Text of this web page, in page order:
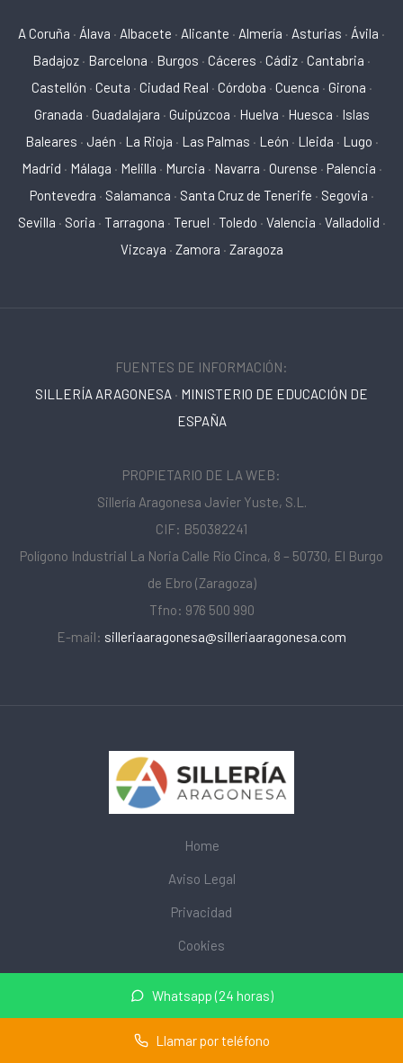
Whatsapp (24 horas)
Llamar por teléfono
A Coruña · Álava · Albacete · Alicante · Almería · Asturias · Ávila ·
Badajoz · Barcelona · Burgos · Cáceres · Cádiz · Cantabria ·
Castellón · Ceuta · Ciudad Real · Córdoba · Cuenca · Girona ·
Granada · Guadalajara · Guipúzcoa · Huelva · Huesca · Islas
Baleares · Jaén · La Rioja · Las Palmas · León · Lleida · Lugo ·
Madrid · Málaga · Melilla · Murcia · Navarra · Ourense · Palencia ·
Pontevedra · Salamanca · Santa Cruz de Tenerife · Segovia ·
Sevilla · Soria · Tarragona · Teruel · Toledo · Valencia · Valladolid ·
Vizcaya · Zamora · Zaragoza
FUENTES DE INFORMACIÓN:
SILLERÍA ARAGONESA · MINISTERIO DE EDUCACIÓN DE
ESPAÑA
PROPIETARIO DE LA WEB:
Sillería Aragonesa Javier Yuste, S.L.
CIF: B50382241
Polígono Industrial La Noria Calle Río Cinca, 8 – 50730, El Burgo
de Ebro (Zaragoza)
Tfno: 976 500 990
E-mail: silleriaaragonesa@silleriaaragonesa.com
Home
Aviso Legal
Privacidad
Cookies
© 2026 mobiliarioescolar.site · Web de mobiliario escolar cerca